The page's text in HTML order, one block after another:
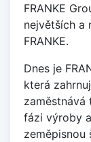
FRANKE
největších a
FRANKE.
Dnes je
která
fázi výroby
zeměpisnou